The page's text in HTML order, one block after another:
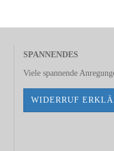
SPANNENDES
Viele spannende
WIDERRUF